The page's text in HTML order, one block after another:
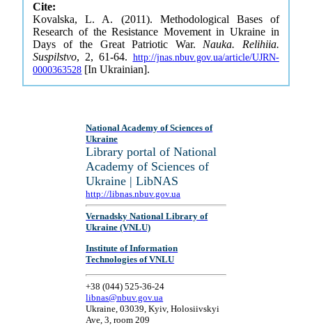
Cite:
Kovalska, L. A. (2011). Methodological Bases of
Research of the Resistance Movement in Ukraine in
Days of the Great Patriotic War. Nauka. Relihiia.
Suspilstvo, 2, 61-64. http://jnas.nbuv.gov.ua/article/UJRN-
0000363528 [In Ukrainian].
National Academy of Sciences of
Ukraine
Library portal of National
Academy of Sciences of
Ukraine | LibNAS
http://libnas.nbuv.gov.ua
Vernadsky National Library of
Ukraine (VNLU)
Institute of Information
Technologies of VNLU
+38 (044) 525-36-24
libnas@nbuv.gov.ua
Ukraine, 03039, Kyiv, Holosiivskyi
Ave, 3, room 209